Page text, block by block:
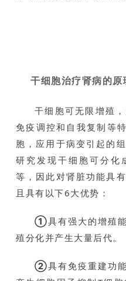
干细胞治疗肾病的原
干细胞可无限增殖
免疫调控和自我复制等
胞，应用于病变引起的
研究发现干细胞可分化
等，因此对肾脏功能具
且具有以下6大优势：
①具有强大的增殖
殖分化并产生大量后代。
②具有免疫重建功